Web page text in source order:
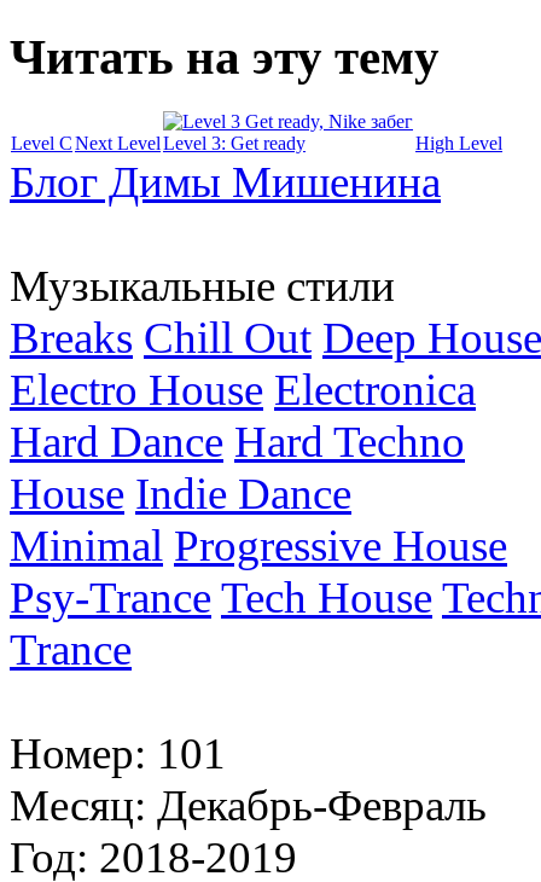
Читать на эту тему
Level CNext LevelLevel 3: Get ready High Level
Блог Димы Мишенина
Музыкальные стили
Breaks Chill Out Deep House
Electro House Electronica
Hard Dance Hard Techno
House Indie Dance
Minimal Progressive House
Psy-TranceTech House
Trance
Номер: 101
Месяц: Декабрь-Февраль
Год: 2018-2019